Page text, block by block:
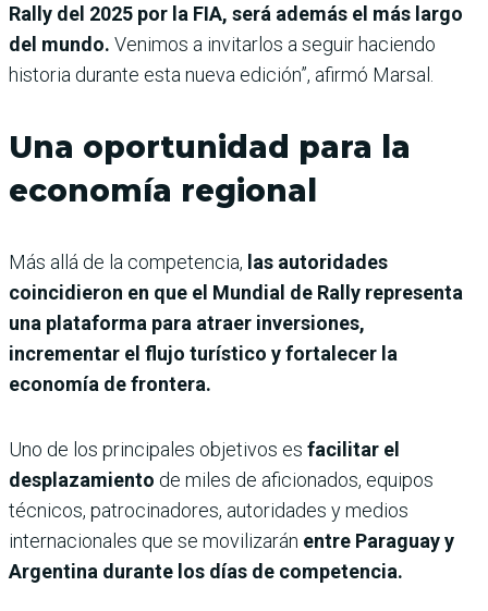
Rally del 2025 por la FIA, será además el más largo
del mundo. Venimos a invitarlos a seguir haciendo
historia durante esta nueva edición”, afirmó Marsal.
Una oportunidad para la
economía regional
Más allá de la competencia, las autoridades
coincidieron en que el Mundial de Rally representa
una plataforma para atraer inversiones,
incrementar el flujo turístico y fortalecer la
economía de frontera.
Uno de los principales objetivos es facilitar el
desplazamiento de miles de aficionados, equipos
técnicos, patrocinadores, autoridades y medios
internacionales que se movilizarán entre Paraguay y
Argentina durante los días de competencia.